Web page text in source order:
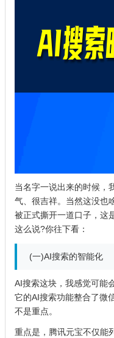
当名字一说出来的时候，
气、很吉祥。当然这没也
被正式撕开一道口子，这
这么说?你往下看：
(一)AI搜索的智能化
AI搜索这块，我感觉可能
它的AI搜索功能整合了微
不是重点。
重点是，腾讯元宝不仅能